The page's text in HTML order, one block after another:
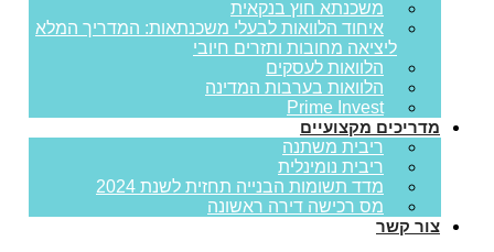
משכנתא חוץ בנקאית
איחוד הלוואות לבעלי משכנתאות: המדריך המלא
ליציאה מחובות ותזרים חיובי
הלוואות לעסקים
הלוואות בערבות המדינה
Prime Invest
מדריכים מקצועיים
ריבית משתנה
ריבית נומינלית
מדד תשומות הבנייה תחזית לשנת 2024
מס רכישה דירה ראשונה
צור קשר